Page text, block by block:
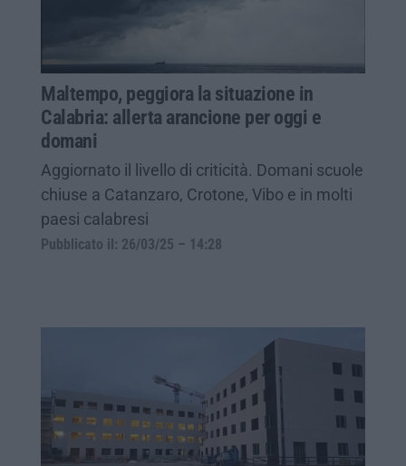
Maltempo, peggiora la situazione in
Calabria: allerta arancione per oggi e
domani
Aggiornato il livello di criticità. Domani scuole
chiuse a Catanzaro, Crotone, Vibo e in molti
paesi calabresi
Pubblicato il: 26/03/25 – 14:28